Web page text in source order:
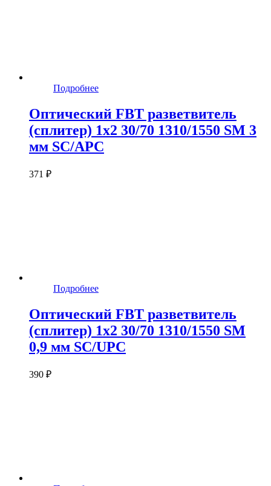
Подробнее
Оптический FBT разветвитель
(сплитер) 1x2 30/70 1310/1550 SM 3
мм SC/APC
371 ₽
Подробнее
Оптический FBT разветвитель
(сплитер) 1x2 30/70 1310/1550 SM
0,9 мм SC/UPC
390 ₽